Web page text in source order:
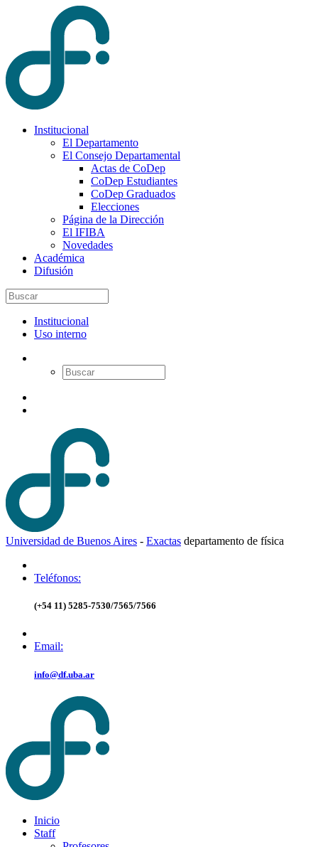
Institucional
El Departamento
El Consejo Departamental
Actas de CoDep
CoDep Estudiantes
CoDep Graduados
Elecciones
Página de la Dirección
El IFIBA
Novedades
Académica
Difusión
Institucional
Uso interno
Universidad de Buenos Aires - Exactas departamento de física
Teléfonos:
(+54 11) 5285-7530/7565/7566
Email:
info@df.uba.ar
Inicio
Staff